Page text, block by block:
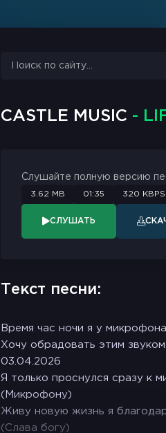
CASTLE MUSIC -
Слушайте полную версию
3.62 MB 01:35 320 KBPS
СЛУШАТЬ
Текст песни:
Время час ночи я у микрофона
Хочу обрадовать этим
03.04.2026
Я только проснулся сразу к
(Микрофону)
Живу новую жизнь я
(Слава богу)